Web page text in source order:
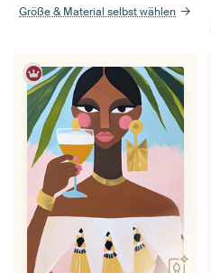
Größe & Material selbst wählen